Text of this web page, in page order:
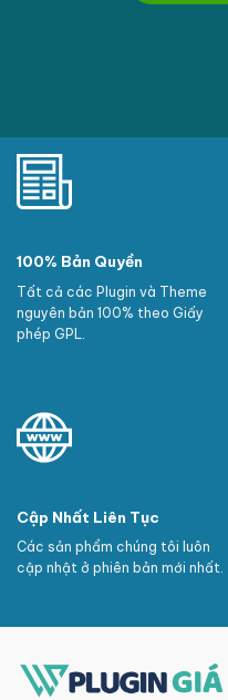
100% Bản Quyền
Tất cả các Plugin và Theme
nguyên bản 100% theo Giấy
phép GPL.
Cập Nhất Liên Tục
Các sản phẩm chúng tôi luôn
cập nhật ở phiên bản mới nhất.